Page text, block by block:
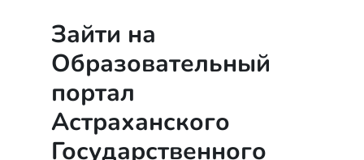
Зайти на
Образовательный
портал
Астраханского
Государственного